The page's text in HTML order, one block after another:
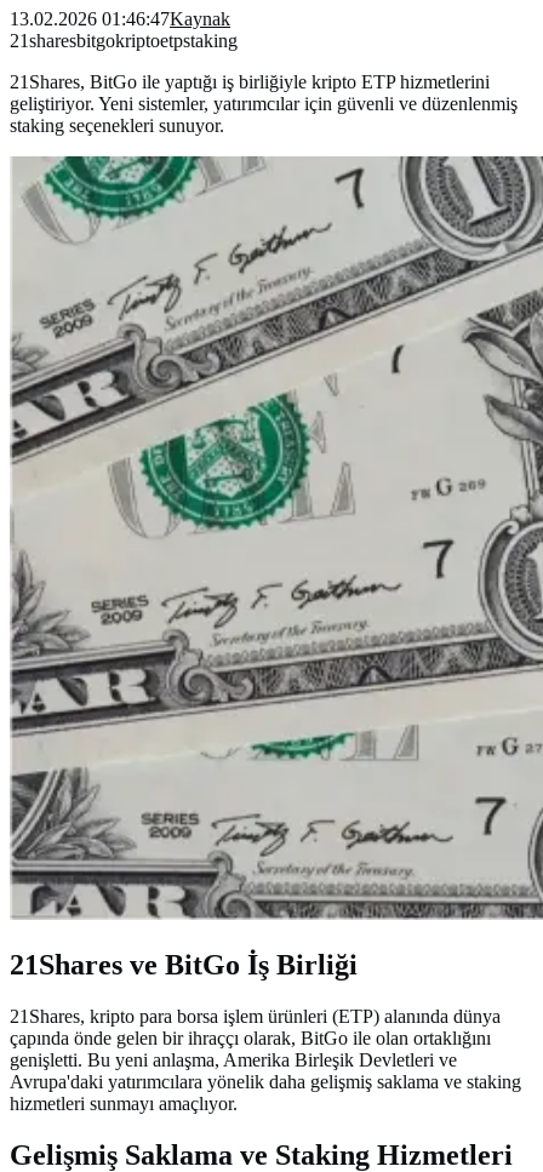
13.02.2026 01:46:47Kaynak
21sharesbitgokriptoetpstaking
21Shares, BitGo ile yaptığı iş birliğiyle kripto ETP hizmetlerini
geliştiriyor. Yeni sistemler, yatırımcılar için güvenli ve düzenlenmiş
staking seçenekleri sunuyor.
21Shares ve BitGo İş Birliği
21Shares, kripto para borsa işlem ürünleri (ETP) alanında dünya
çapında önde gelen bir ihraççı olarak, BitGo ile olan ortaklığını
genişletti. Bu yeni anlaşma, Amerika Birleşik Devletleri ve
Avrupa'daki yatırımcılara yönelik daha gelişmiş saklama ve staking
hizmetleri sunmayı amaçlıyor.
Gelişmiş Saklama ve Staking Hizmetleri